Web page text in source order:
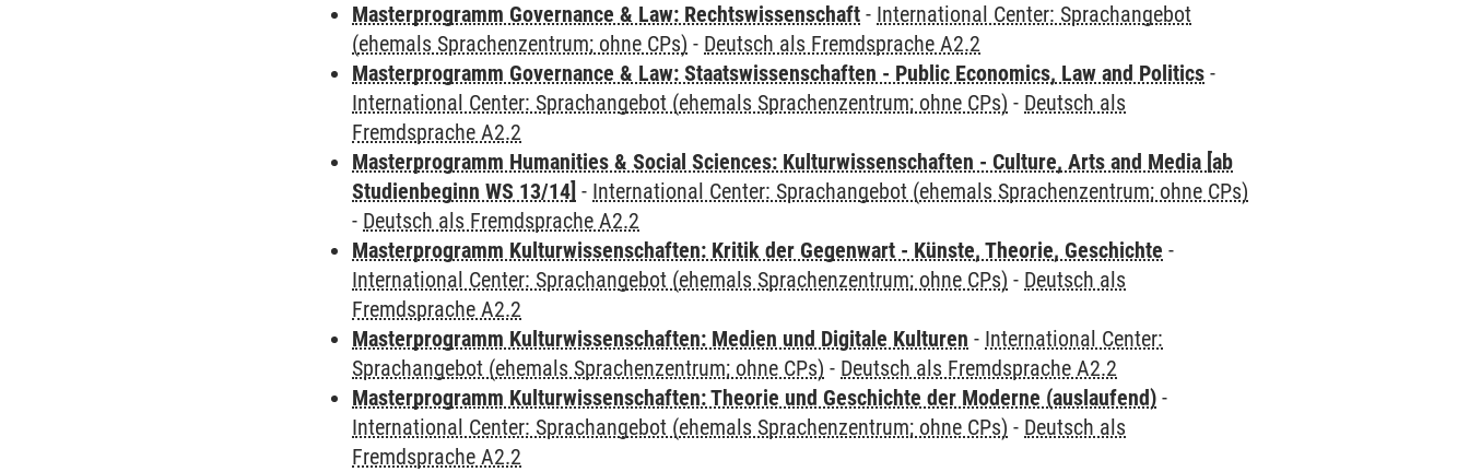
Masterprogramm Governance & Law: Rechtswissenschaft - International Center: Sprachangebot
(ehemals Sprachenzentrum; ohne CPs) - Deutsch als Fremdsprache A2.2
Masterprogramm Governance & Law: Staatswissenschaften - Public Economics, Law and Politics -
International Center: Sprachangebot (ehemals Sprachenzentrum; ohne CPs) - Deutsch als
Fremdsprache A2.2
Masterprogramm Humanities & Social Sciences: Kulturwissenschaften - Culture, Arts and Media [ab
Studienbeginn WS 13/14] - International Center: Sprachangebot (ehemals Sprachenzentrum; ohne CPs)
- Deutsch als Fremdsprache A2.2
Masterprogramm Kulturwissenschaften: Kritik der Gegenwart - Künste, Theorie, Geschichte -
International Center: Sprachangebot (ehemals Sprachenzentrum; ohne CPs) - Deutsch als
Fremdsprache A2.2
Masterprogramm Kulturwissenschaften: Medien und Digitale Kulturen - International Center:
Sprachangebot (ehemals Sprachenzentrum; ohne CPs) - Deutsch als Fremdsprache A2.2
Masterprogramm Kulturwissenschaften: Theorie und Geschichte der Moderne (auslaufend) -
International Center: Sprachangebot (ehemals Sprachenzentrum; ohne CPs) - Deutsch als
Fremdsprache A2.2